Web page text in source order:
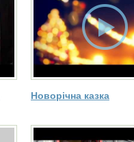
Новорічна казка